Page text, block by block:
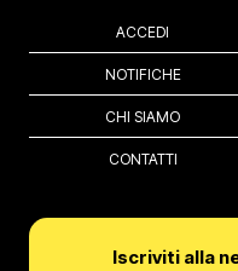
ACCEDI
NOTIFICHE
CHI SIAMO
CONTATTI
Iscriviti alla